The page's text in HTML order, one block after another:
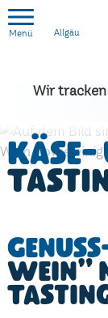
Allgäu
Wir
Wein"